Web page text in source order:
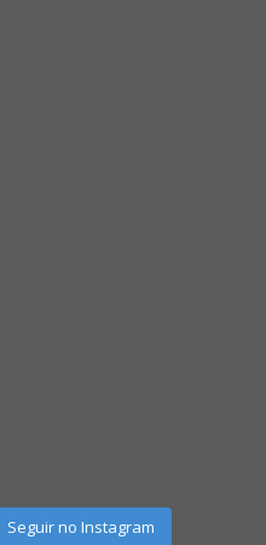
Seguir no Instagram